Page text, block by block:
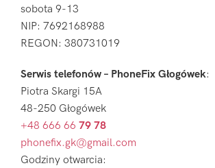
sobota 9-13
NIP: 7692168988
REGON: 380731019
Serwis telefonów – PhoneFix Głogówek:
Piotra Skargi 15A
48-250 Głogówek
+48 666 66 79 78
phonefix.gk@gmail.com
Godziny otwarcia: